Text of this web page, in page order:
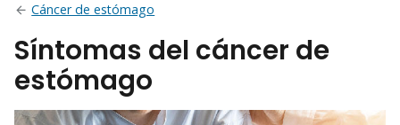
Cáncer de estómago
Síntomas del cáncer de
estómago